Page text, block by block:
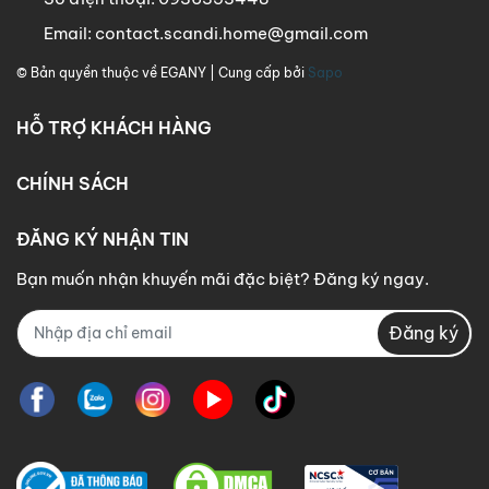
Email: contact.scandi.home@gmail.com
© Bản quyền thuộc về EGANY | Cung cấp bởi Sapo
HỖ TRỢ KHÁCH HÀNG
CHÍNH SÁCH
ĐĂNG KÝ NHẬN TIN
Bạn muốn nhận khuyến mãi đặc biệt? Đăng ký ngay.
Đăng ký